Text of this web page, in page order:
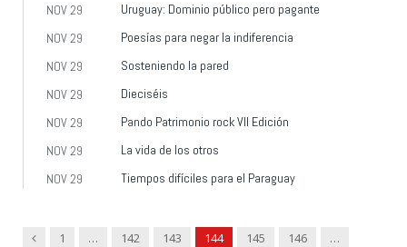
NOV 29
Uruguay: Dominio público pero pagante
NOV 29
Poesías para negar la indiferencia
NOV 29
Sosteniendo la pared
NOV 29
Dieciséis
NOV 29
Pando Patrimonio rock VII Edición
NOV 29
La vida de los otros
NOV 29
Tiempos difíciles para el Paraguay
Previous
1 … 142 143 144 145 146
…